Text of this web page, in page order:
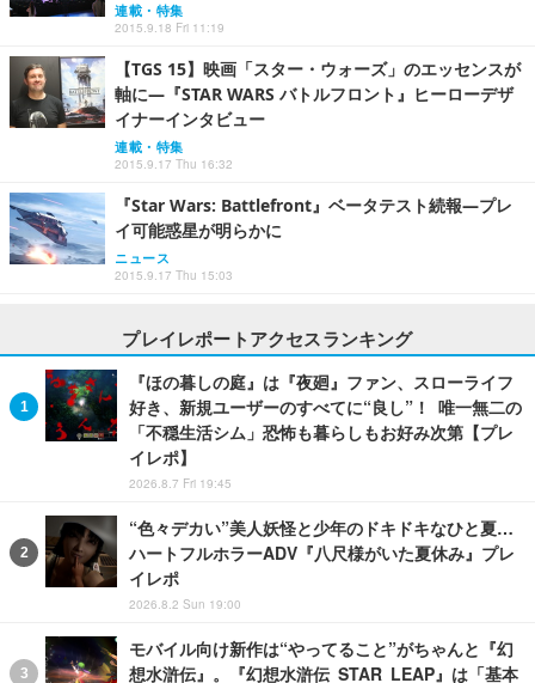
連載・特集
2015.9.18 Fri 11:19
【TGS 15】映画「スター・ウォーズ」のエッセンスが
軸に―『STAR WARS バトルフロント』ヒーローデザ
イナーインタビュー
連載・特集
2015.9.17 Thu 16:32
『Star Wars: Battlefront』ベータテスト続報―プレ
イ可能惑星が明らかに
ニュース
2015.9.17 Thu 15:03
プレイレポートアクセスランキング
『ほの暮しの庭』は『夜廻』ファン、スローライフ
好き、新規ユーザーのすべてに“良し”！ 唯一無二の
「不穏生活シム」恐怖も暮らしもお好み次第【プレ
イレポ】
2026.8.7 Fri 19:45
“色々デカい”美人妖怪と少年のドキドキなひと夏…
ハートフルホラーADV『八尺様がいた夏休み』プレ
イレポ
2026.8.2 Sun 19:00
モバイル向け新作は“やってること”がちゃんと『幻
想水滸伝』。『幻想水滸伝 STAR LEAP』は「基本